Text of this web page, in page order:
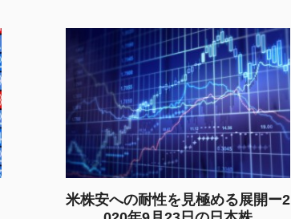
米株安への耐性を見極める展開ー2